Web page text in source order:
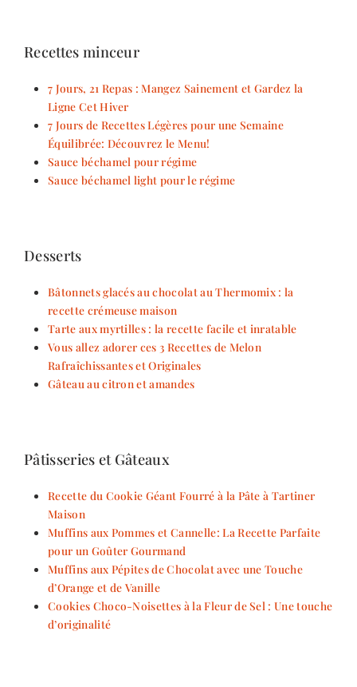
Recettes minceur
7 Jours, 21 Repas : Mangez Sainement et Gardez la
Ligne Cet Hiver
7 Jours de Recettes Légères pour une Semaine
Équilibrée: Découvrez le Menu!
Sauce béchamel pour régime
Sauce béchamel light pour le régime
Desserts
Bâtonnets glacés au chocolat au Thermomix : la
recette crémeuse maison
Tarte aux myrtilles : la recette facile et inratable
Vous allez adorer ces 3 Recettes de Melon
Rafraîchissantes et Originales
Gâteau au citron et amandes
Pâtisseries et Gâteaux
Recette du Cookie Géant Fourré à la Pâte à Tartiner
Maison
Muffins aux Pommes et Cannelle: La Recette Parfaite
pour un Goûter Gourmand
Muffins aux Pépites de Chocolat avec une Touche
d’Orange et de Vanille
Cookies Choco-Noisettes à la Fleur de Sel : Une touche
d’originalité